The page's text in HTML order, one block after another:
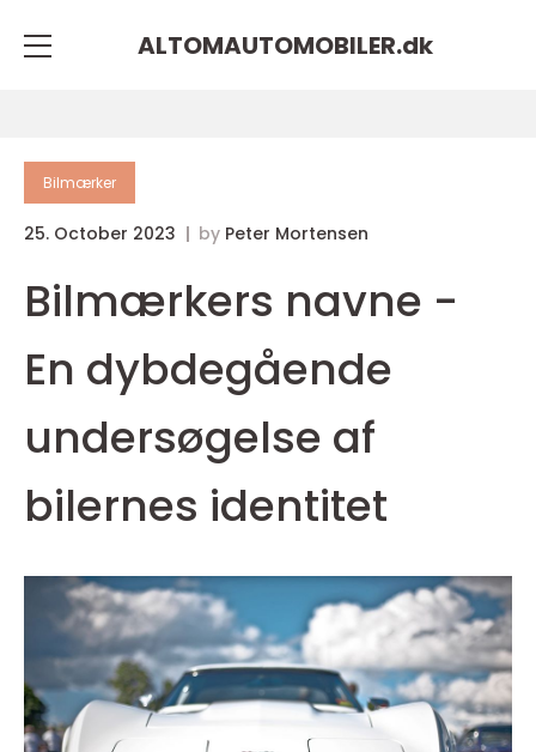
ALTOMAUTOMOBILER.dk
Bilmærker
25. October 2023 by Peter Mortensen
Bilmærkers navne -
En dybdegående
undersøgelse af
bilernes identitet